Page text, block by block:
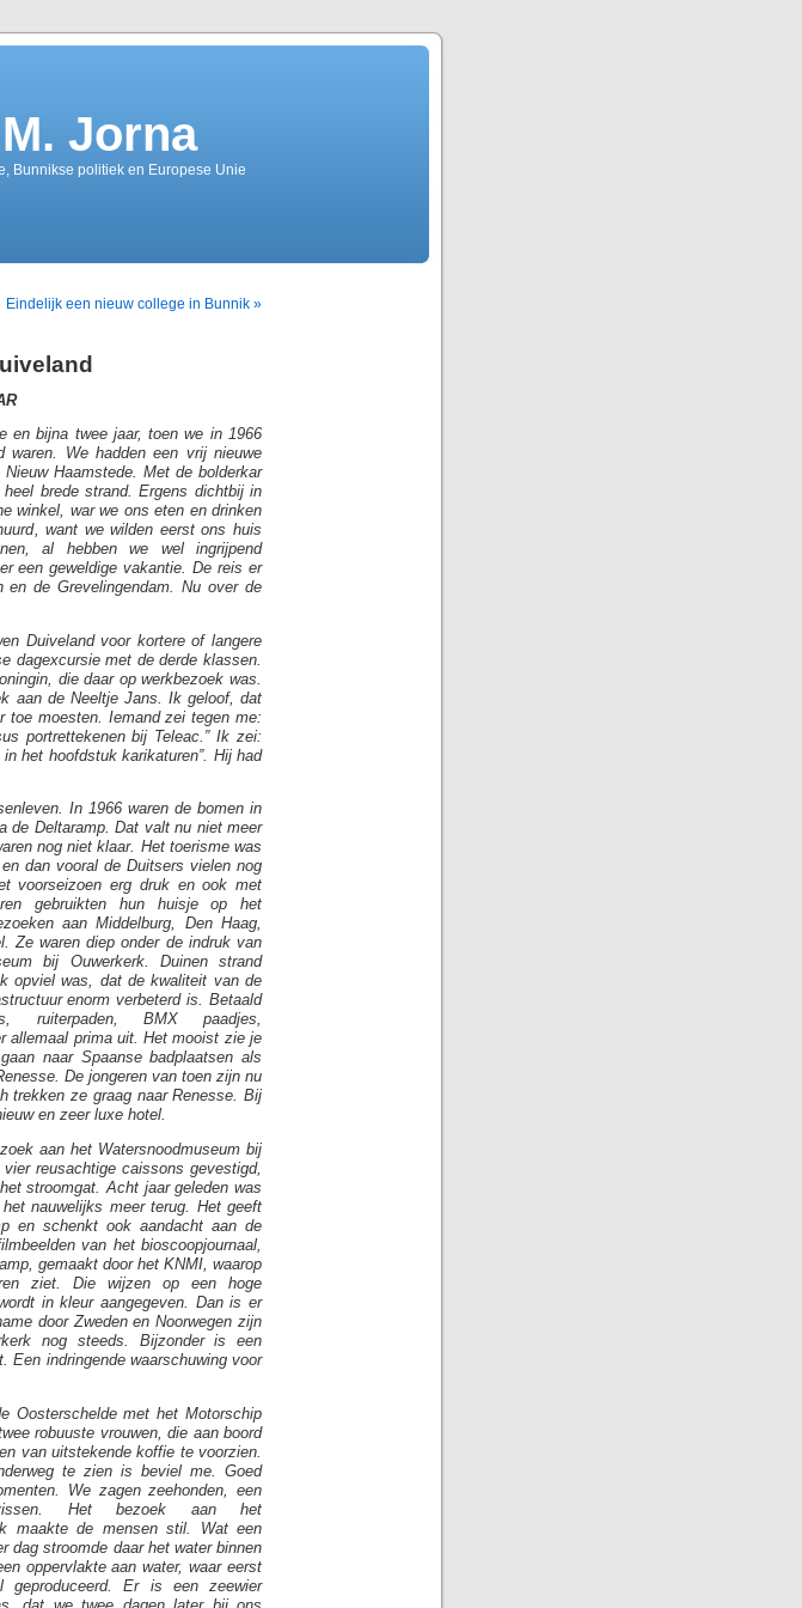
Jorna
Bunnikse politiek en Europese Unie
Eindelijk een nieuw college in Bunnik »
en bijna twee jaar, toen we in 1966
waren. We hadden een vrij nieuwe
Haamstede. Met de bolderkar
brede strand. Ergens dichtbij in
winkel, war we ons eten en drinken
want we wilden eerst ons huis
al hebben we wel ingrijpend
een geweldige vakantie. De reis er
en de Grevelingendam. Nu over de
Duiveland voor kortere of langere
dagexcursie met de derde klassen.
die daar op werkbezoek was.
aan de Neeltje Jans. Ik geloof, dat
toe moesten. Iemand zei tegen me:
portrettekenen bij Teleac.” Ik zei:
het hoofdstuk karikaturen”. Hij had
In 1966 waren de bomen in
de Deltaramp. Dat valt nu niet meer
nog niet klaar. Het toerisme was
dan vooral de Duitsers vielen nog
voorseizoen erg druk en ook met
gebruikten hun huisje op het
aan Middelburg, Den Haag,
Ze waren diep onder de indruk van
bij Ouwerkerk. Duinen strand
opviel was, dat de kwaliteit van de
enorm verbeterd is. Betaald
ruiterpaden, BMX paadjes,
allemaal prima uit. Het mooist zie je
naar Spaanse badplaatsen als
De jongeren van toen zijn nu
trekken ze graag naar Renesse. Bij
en zeer luxe hotel.
aan het Watersnoodmuseum bij
reusachtige caissons gevestigd,
stroomgat. Acht jaar geleden was
nauwelijks meer terug. Het geeft
en schenkt ook aandacht aan de
van het bioscoopjournaal,
gemaakt door het KNMI, waarop
ziet. Die wijzen op een hoge
in kleur aangegeven. Dan is er
door Zweden en Noorwegen zijn
nog steeds. Bijzonder is een
Een indringende waarschuwing voor
Oosterschelde met het Motorschip
robuuste vrouwen, die aan boord
van uitstekende koffie te voorzien.
te zien is beviel me. Goed
We zagen zeehonden, een
Het bezoek aan het
maakte de mensen stil. Wat een
dag stroomde daar het water binnen
oppervlakte aan water, waar eerst
Er is een zeewier